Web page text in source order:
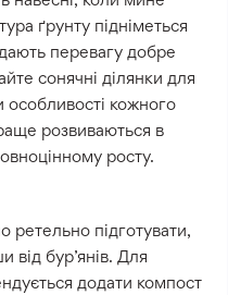
ґрунту підніметься
перевагу добре
сонячні ділянки для
кожного
розвиваються в
росту.
ретельно підготувати,
бур’янів. Для
додати компост